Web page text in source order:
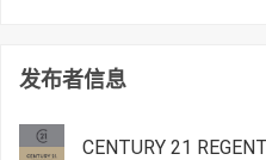
发布者信息
CENTURY 21